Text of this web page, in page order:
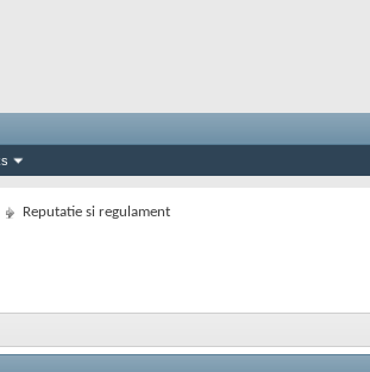
Reputatie si regulament